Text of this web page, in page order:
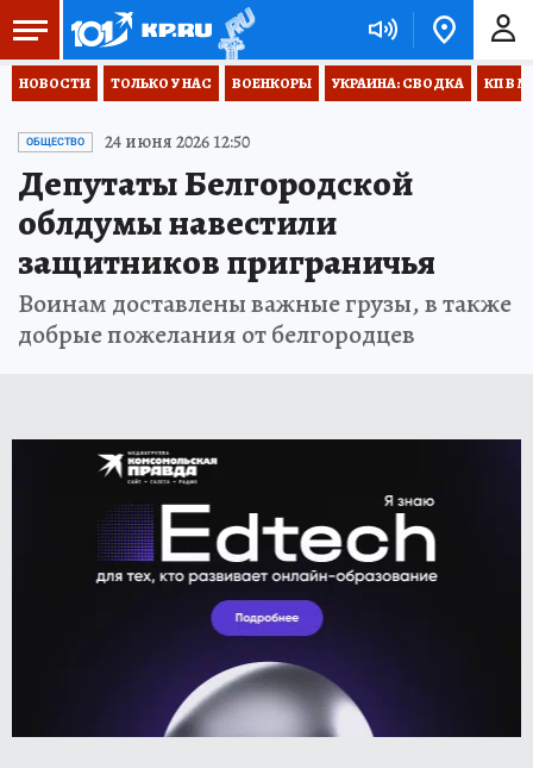
НОВОСТИ ТОЛЬКО У НАС ВОЕНКОРЫ УКРАИНА: СВОДКА КП В
ОБЩЕСТВО 24 июня 2026 12:50
Депутаты Белгородской
облдумы навестили
защитников приграничья
Воинам доставлены важные грузы, в также
добрые пожелания от белгородцев